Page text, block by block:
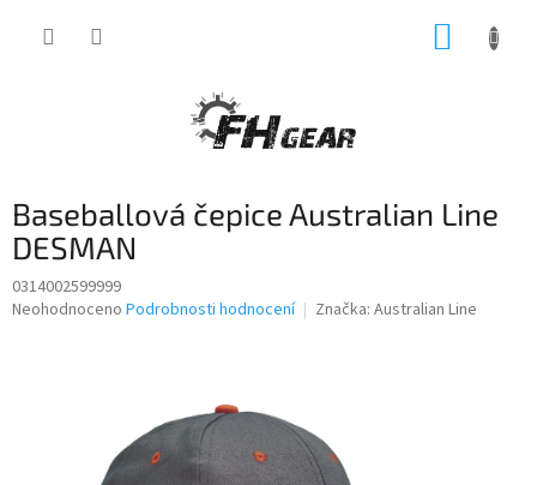
Baseballová čepice Australian Line
DESMAN
0314002599999
Průměrné
Neohodnoceno Podrobnosti hodnocení Značka: Australian Line